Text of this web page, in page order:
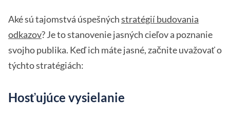
Aké sú tajomstvá úspešnýchstratégií budovania
odkazov? Je to stanovenie jasných cieľov a poznanie
svojho publika. Keď ich máte jasné, začnite uvažovať o
týchto stratégiách:
Hosťujúce vysielanie